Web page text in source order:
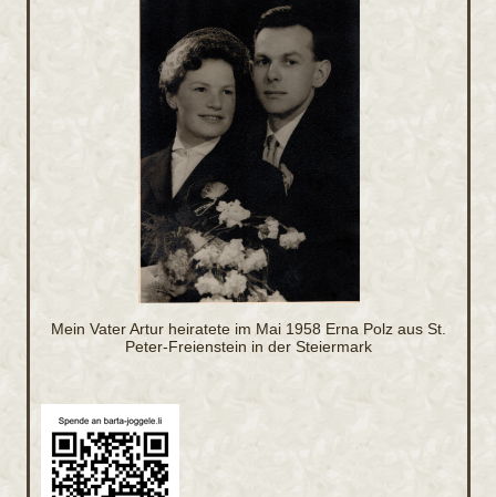
Mein Vater Artur heiratete im Mai 1958 Erna Polz aus St.
Peter-Freienstein in der Steiermark